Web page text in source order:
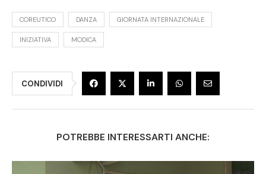
COREUTICO DANZA GIORNATA INTERNAZIONALE
INIZIATIVA MODICA
CONDIVIDI
POTREBBE INTERESSARTI ANCHE: